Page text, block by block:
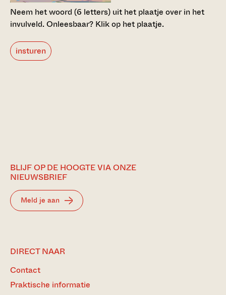
Neem het woord (6 letters) uit het plaatje over in het
invulveld.Onleesbaar? Klik op het plaatje.
insturen
BLIJF OP DE HOOGTE VIA ONZE
NIEUWSBRIEF
Meld je aan
DIRECT NAAR
Contact
Praktische informatie